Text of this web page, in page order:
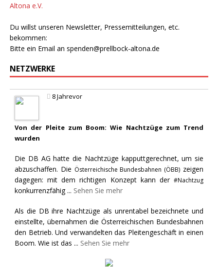
Altona e.V.
Du willst unseren Newsletter, Pressemitteilungen, etc.
bekommen:
Bitte ein Email an spenden@prellbock-altona.de
NETZWERKE
8 Jahrevor
Von der Pleite zum Boom: Wie Nachtzüge zum Trend
wurden
Die DB AG hatte die Nachtzüge kapputtgerechnet, um sie
abzuschaffen. Die Österreichische Bundesbahnen (ÖBB) zeigen
dagegen: mit dem richtigen Konzept kann der #Nachtzug
konkurrenzfähig ... Sehen Sie mehr
Als die DB ihre Nachtzüge als unrentabel bezeichnete und
einstellte, übernahmen die Österreichischen Bundesbahnen
den Betrieb. Und verwandelten das Pleitengeschäft in einen
Boom. Wie ist das ... Sehen Sie mehr